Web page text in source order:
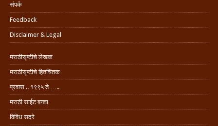
संपर्क
Feedback
Disclaimer & Legal
मराठीसृष्टीचे लेखक
मराठीसृष्टीचे हितचिंतक
प्रवास .. १९९५ ते …..
मराठी साईट बनवा
विविध सदरे